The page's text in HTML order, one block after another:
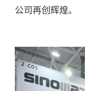
公司再创辉煌。